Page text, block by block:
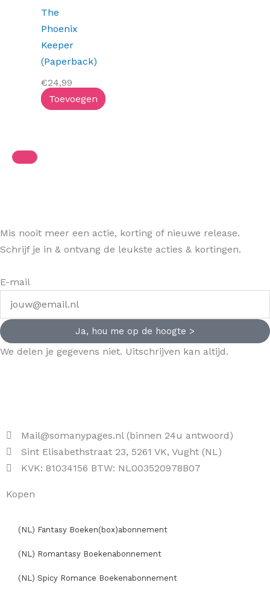
The
Phoenix
Keeper
(Paperback)
€24,99
Toevoegen
Mis nooit meer een actie, korting of nieuwe release.
Schrijf je in & ontvang de leukste acties & kortingen.
E-mail
Ja, hou me op de hoogte >
We delen je gegevens niet. Uitschrijven kan altijd.
Mail@somanypages.nl (binnen 24u antwoord)
Sint Elisabethstraat 23, 5261 VK, Vught (NL)
KVK: 81034156 BTW: NL003520978B07
Kopen
(NL) Fantasy Boeken(box)abonnement
(NL) Romantasy Boekenabonnement
(NL) Spicy Romance Boekenabonnement